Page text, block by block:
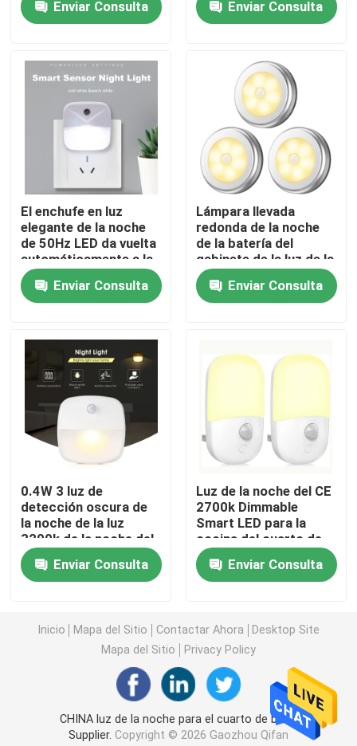
Sobre nosotros
Viaje de la fábrica
Control de calidad
Éntrenos en contacto con
Pida una cita
Luz de la noche del silicón LED
Luz ambiente de la noche
Lámpara del crecimiento del LED
3D llevó la luz de la noche
Luz de la noche del proyector de la galaxia
Luz de la noche de la cabecera
Bombillas de la noche de la llama del parpadeo
lámpara de escritorio llevada
restauranteEnviar Consulta Enviar Consulta
El enchufe en luz
elegante de la noche
de 50Hz LED da vuelta
automáticamente a la
lámpara de la noche
para la pared del
dormitorio
Enviar Consulta
Lámpara llevada
redonda de la noche
de la batería del
gabinete de la luz de la
noche de la radio del
CE 26m mEnviar Consulta
0.4W 3 luz de
detección oscura de
la noche de la luz
3200k de la noche del
paquete los 40cm
para el cuarto de baño
Enviar Consulta
Luz de la noche del CE
2700k Dimmable
Smart LED para la
cocina del cuarto de
baño
Enviar Consulta
Inicio Mapa del Sitio Contactar Ahora
Desktop Site
Mapa del Sitio
Privacy Policy
CHINA luz de la noche para el cuarto de baño
Supplier. Copyright © 2026 Gaozhou Qifan